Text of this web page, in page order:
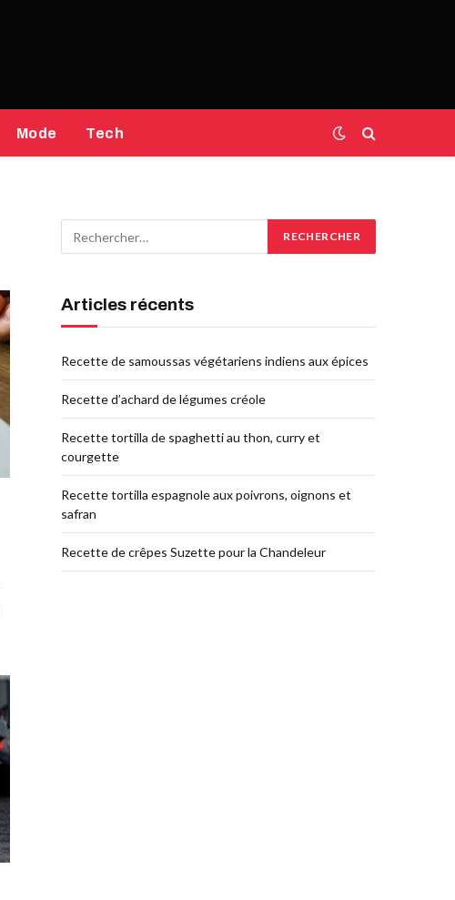
Mode Tech
Articles récents
Recette de samoussas végétariens indiens aux épices
Recette d’achard de légumes créole
Recette tortilla de spaghetti au thon, curry et
courgette
Recette tortilla espagnole aux poivrons, oignons et
safran
Recette de crêpes Suzette pour la Chandeleur